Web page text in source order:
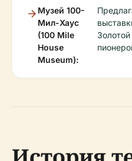
Музей 100-
Мил-Хаус
(100 Mile
House
Museum):